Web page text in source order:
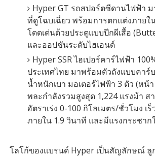
Hyper GT รถสปอร์ตซีดานไฟฟ้า
ที่ดูโฉบเฉี่ยว พร้อมการตกแต่งภายใ
โดดเด่นด้วยประตูแบบปีกผีเสื้อ
และออปชันระดับไฮเอนด์
Hyper SSR ไฮเปอร์คาร์ไฟฟ้า
ประเทศไทย มาพร้อมตัวถังแบบคาร์
น้ำหนักเบา มอเตอร์ไฟฟ้า 3 ตัว (หน้
พละกำลังรวมสูงสุด 1,224 แรงม้า ส
อัตราเร่ง 0-100 กิโลเมตร/ชั่วโมง เ
ภายใน 1.9 วินาที และมีแรงกระชาก
โลโก้ของแบรนด์ Hyper เป็นสัญลักษณ์ ลู